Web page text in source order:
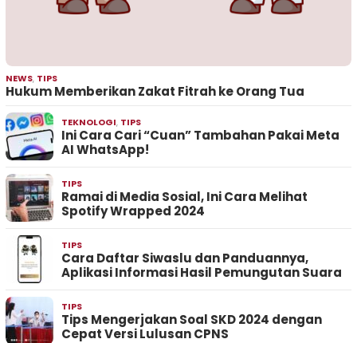
NEWS, TIPS
Hukum Memberikan Zakat Fitrah ke Orang Tua
TEKNOLOGI, TIPS
Ini Cara Cari “Cuan” Tambahan Pakai Meta
AI WhatsApp!
TIPS
Ramai di Media Sosial, Ini Cara Melihat
Spotify Wrapped 2024
TIPS
Cara Daftar Siwaslu dan Panduannya,
Aplikasi Informasi Hasil Pemungutan Suara
TIPS
Tips Mengerjakan Soal SKD 2024 dengan
Cepat Versi Lulusan CPNS